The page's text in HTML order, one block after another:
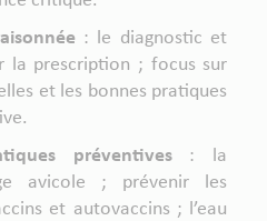
: le diagnostic et
la prescription ; focus sur
et les bonnes pratiques
préventives: la
avicole ; prévenir les
et autovaccins ; l’eau